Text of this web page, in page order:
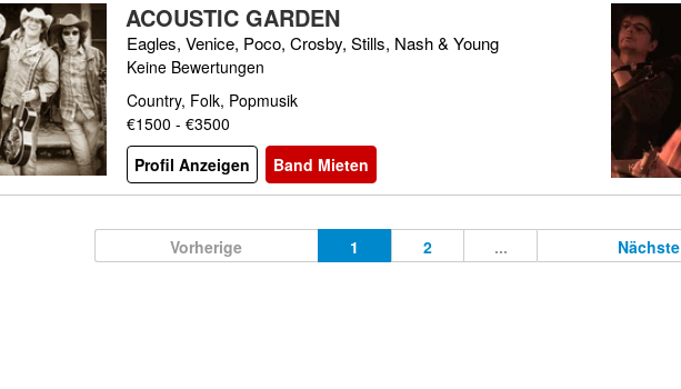
ACOUSTIC GARDEN
Eagles, Venice, Poco, Crosby, Stills, Nash & Young
Keine Bewertungen
Country, Folk, Popmusik
€1500 - €3500
Profil Anzeigen
Band Mieten
Vorherige 1 2 ... Nächste